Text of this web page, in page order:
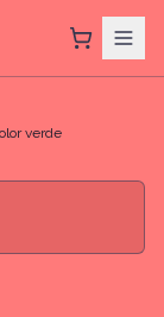
verde